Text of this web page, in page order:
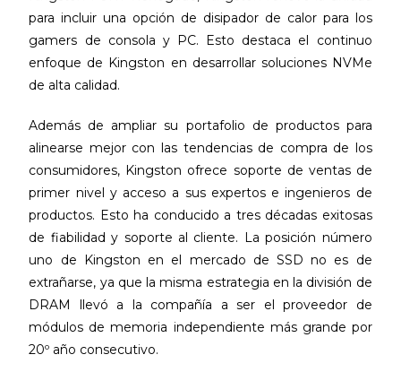
para incluir una opción de disipador de calor para los
gamers de consola y PC. Esto destaca el continuo
enfoque de Kingston en desarrollar soluciones NVMe
de alta calidad.
Además de ampliar su portafolio de productos para
alinearse mejor con las tendencias de compra de los
consumidores, Kingston ofrece soporte de ventas de
primer nivel y acceso a sus expertos e ingenieros de
productos. Esto ha conducido a tres décadas exitosas
de fiabilidad y soporte al cliente. La posición número
uno de Kingston en el mercado de SSD no es de
extrañarse, ya que la misma estrategia en la división de
DRAM llevó a la compañía a ser el proveedor de
módulos de memoria independiente más grande por
20º año consecutivo.